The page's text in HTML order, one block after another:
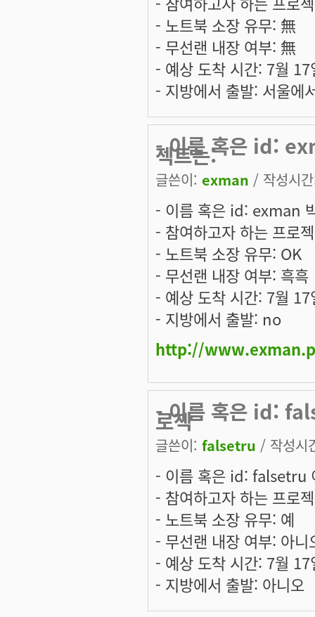
- 노트북 소장 유무: 無
- 무선랜 내장 여부: 無
- 예상 도착 시간: 7월
- 지방에서 출발: 서울에
- 이름 혹은 id:
젝트는:
글쓴이: exman / 작성시
- 이름 혹은 id: exman
- 참여하고자 하는 프로
- 노트북 소장 유무: OK
- 무선랜 내장 여부: 흑흑
- 예상 도착 시간: 7월
- 지방에서 출발: no
http://
- 이름 혹은 id:
로젝
글쓴이: falsetru / 작성시
- 이름 혹은 id: falsetru
- 참여하고자 하는 프로
- 노트북 소장 유무: 예
- 무선랜 내장 여부: 아니
- 예상 도착 시간: 7월
- 지방에서 출발: 아니오